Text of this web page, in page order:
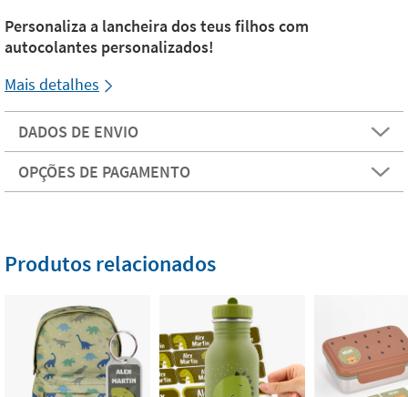
Personaliza a lancheira dos teus filhos com
autocolantes personalizados!
Mais detalhes
DADOS DE ENVIO
OPÇÕES DE PAGAMENTO
Produtos relacionados